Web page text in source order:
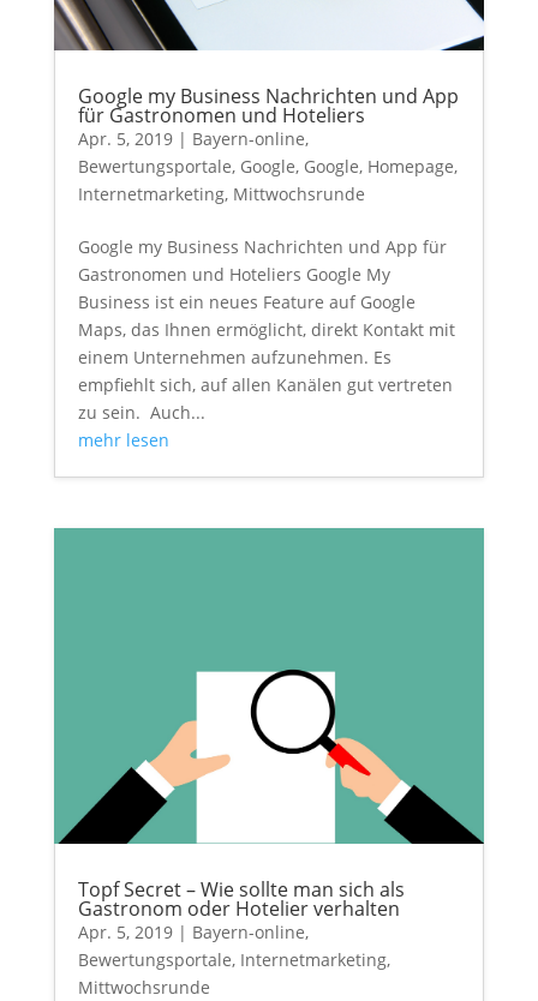
Google my Business Nachrichten und App
für Gastronomen und Hoteliers
Apr. 5, 2019| Bayern-online,
Bewertungsportale, Google, Google, Homepage,
Internetmarketing, Mittwochsrunde
Google my Business Nachrichten und App für
Gastronomen und Hoteliers Google My
Business ist ein neues Feature auf Google
Maps, das Ihnen ermöglicht, direkt Kontakt mit
einem Unternehmen aufzunehmen. Es
empfiehlt sich, auf allen Kanälen gut vertreten
zu sein. Auch...
mehr lesen
Topf Secret – Wie sollte man sich als
Gastronom oder Hotelier verhalten
Apr. 5, 2019| Bayern-online,
Bewertungsportale, Internetmarketing,
Mittwochsrunde